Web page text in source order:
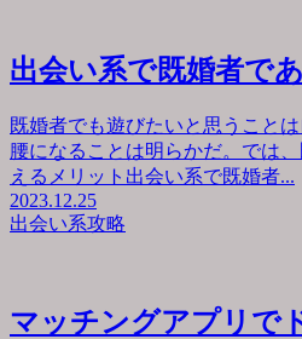
出会い系で既婚者で
既婚者でも遊びたいと思うこと
腰になることは明らかだ。では
えるメリット出会い系で既婚者...
2023.12.25
出会い系攻略
マッチングアプリで